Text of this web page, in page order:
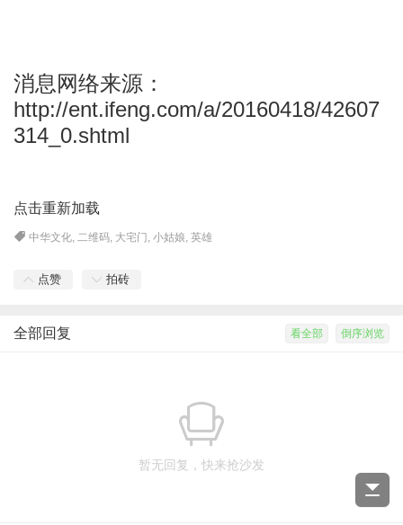
消息网络来源：
http://ent.ifeng.com/a/20160418/42607
314_0.shtml
点击重新加载
中华文化,二维码, 大宅门,小姑娘,英雄
点赞 拍砖
倒序浏览
看全部
全部回复
暂无回复，快来抢沙发